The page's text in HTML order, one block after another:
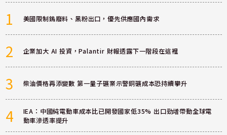
1 美國限制鎢廢料、黑粉出口，優先供應國內需求
2 企業加大 AI 投資，Palantir 財報透露下一階段在這裡
3 柴油價格再添變數 第一量子礦業示警銅礦成本恐持續攀升
4
IEA：中國純電動車成本比已開發國家低35% 出口勁增帶動全球電
動車滲透率提升